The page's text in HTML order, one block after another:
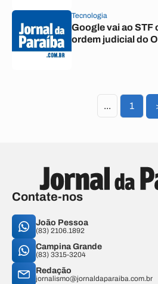
Tecnologia
Google vai ao STF
ordem judicial do
... 1
Contate-nos
João Pessoa
(83) 2106.1892
Campina Grande
(83) 3315-3204
Redação
jornalismo@jornaldaparaiba.com.br